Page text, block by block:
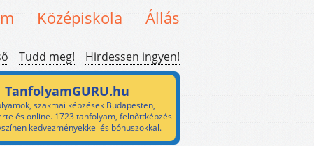
Középiskola Állás
Tudd meg! Hirdessen ingyen!
TanfolyamGURU.hu
szakmai képzések Budapesten,
és online. 1723 tanfolyam, felnőttképzés
kedvezményekkel és bónuszokkal.